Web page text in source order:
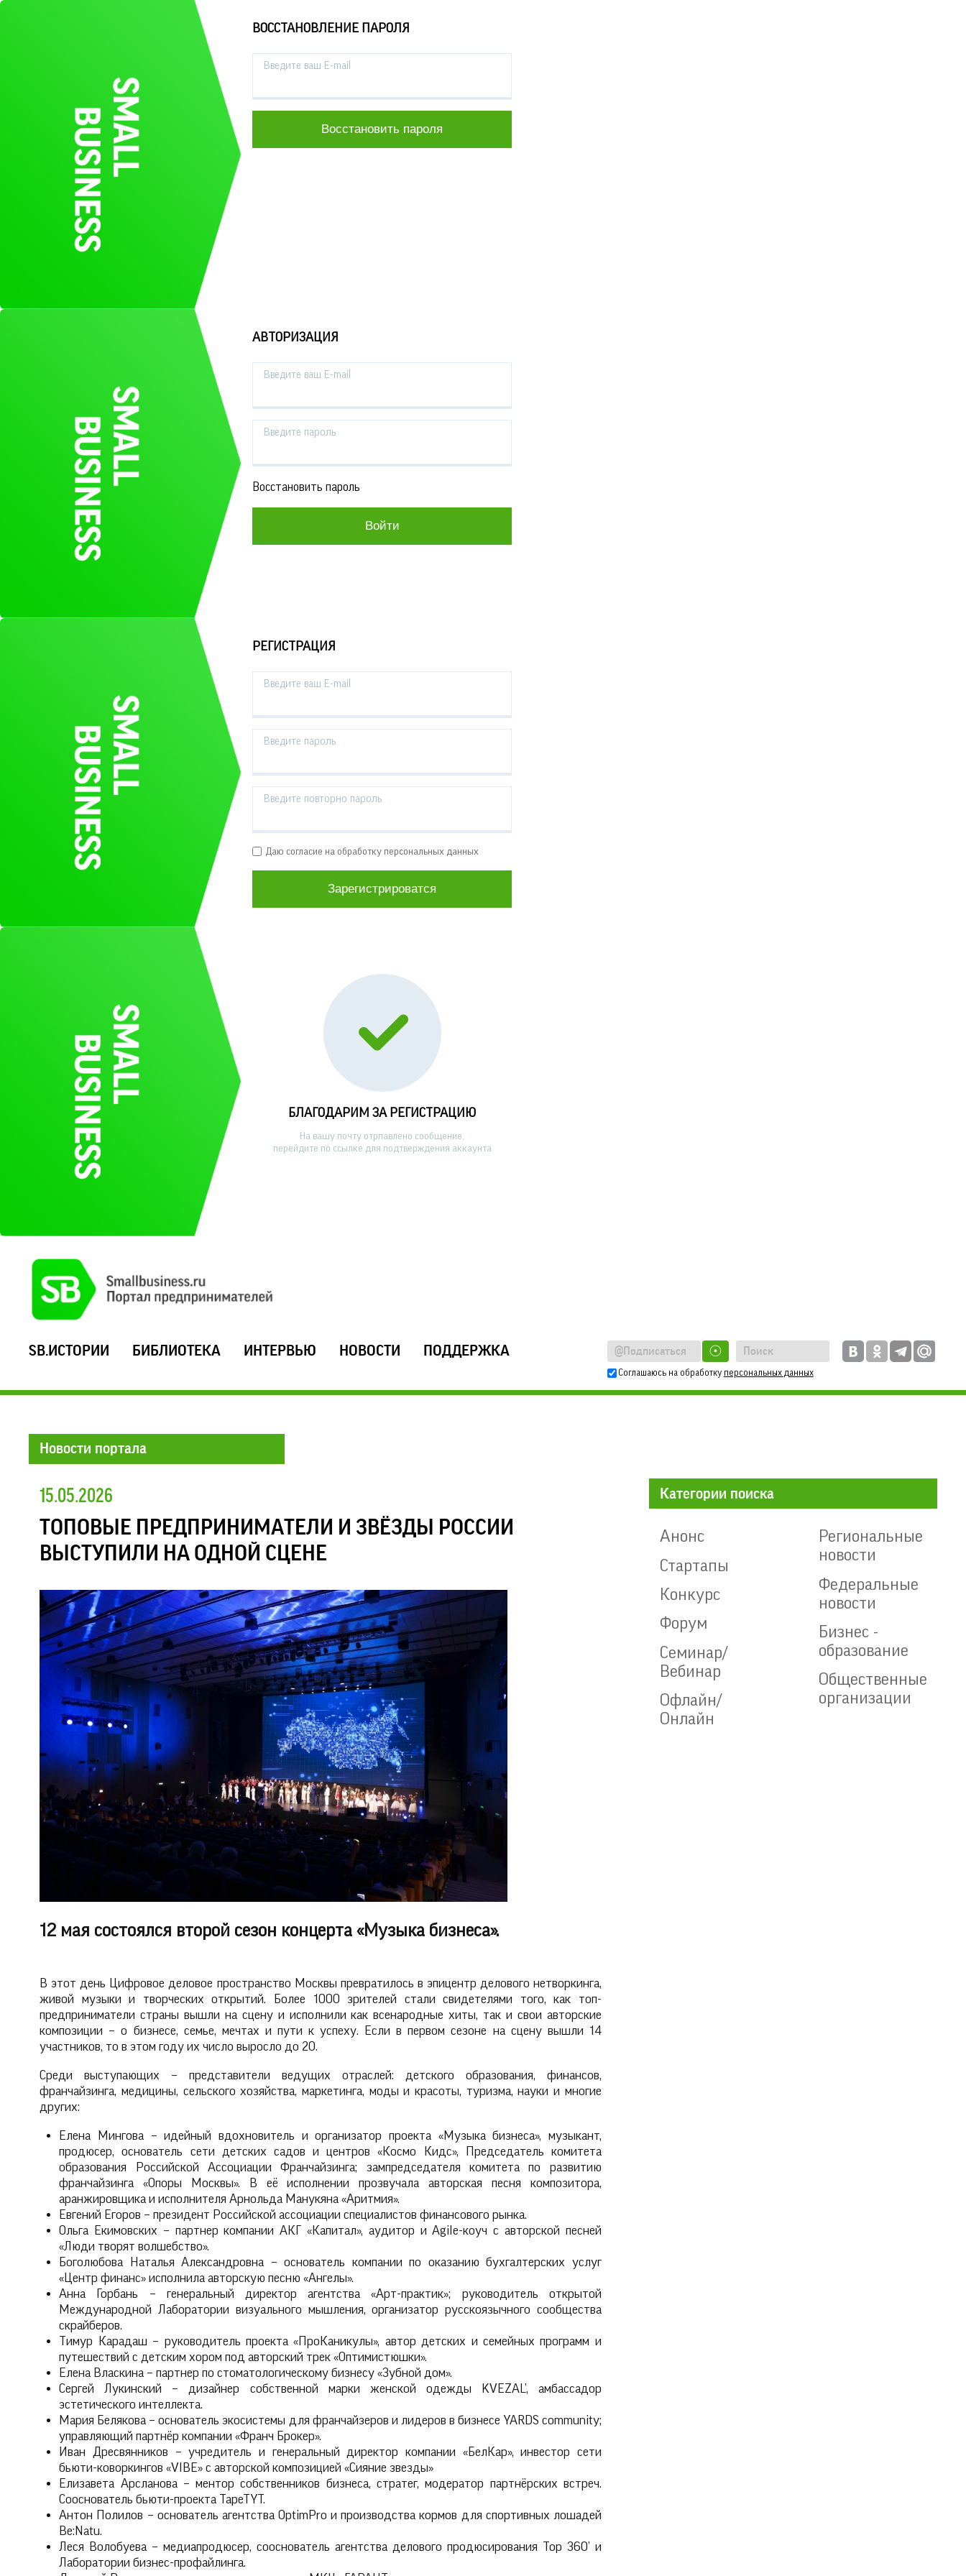
ВОССТАНОВЛЕНИЕ ПАРОЛЯ
Введите ваш E-mail
АВТОРИЗАЦИЯ
Введите ваш E-mail
Введите пароль
Восстановить пароль
РЕГИСТРАЦИЯ
Введите ваш E-mail
Введите пароль
Введите повторно пароль
Даю согласие на обработку персональных данных
БЛАГОДАРИМ ЗА РЕГИСТРАЦИЮ
На вашу почту отрпавлено сообщение,
перейдите по ссылке для подтверждения аккаунта
SB.ИСТОРИИ БИБЛИОТЕКА ИНТЕРВЬЮ НОВОСТИ ПОДДЕРЖКА ☉
Соглашаюсь на обработку персональных данных
Новости портала
15.05.2026
ТОПОВЫЕ ПРЕДПРИНИМАТЕЛИ И ЗВЁЗДЫ РОССИИ
ВЫСТУПИЛИ НА ОДНОЙ СЦЕНЕ
12 мая состоялся второй сезон концерта «Музыка бизнеса».
В этот день Цифровое деловое пространство Москвы превратилось в эпицентр делового нетворкинга,
живой музыки и творческих открытий. Более 1000 зрителей стали свидетелями того, как топ-
предприниматели страны вышли на сцену и исполнили как всенародные хиты, так и свои авторские
композиции – о бизнесе, семье, мечтах и пути к успеху. Если в первом сезоне на сцену вышли 14
участников, то в этом году их число выросло до 20.
Среди выступающих – представители ведущих отраслей: детского образования, финансов,
франчайзинга, медицины, сельского хозяйства, маркетинга, моды и красоты, туризма, науки и многие
других:
Елена Мингова – идейный вдохновитель и организатор проекта «Музыка бизнеса», музыкант,
продюсер, основатель сети детских садов и центров «Космо Кидс», Председатель комитета
образования Российской Ассоциации Франчайзинга; зампредседателя комитета по развитию
франчайзинга «Опоры Москвы». В её исполнении прозвучала авторская песня композитора,
аранжировщика и исполнителя Арнольда Манукяна «Аритмия».
Евгений Егоров – президент Российской ассоциации специалистов финансового рынка.
Ольга Екимовских – партнер компании АКГ «Капитал», аудитор и Agile-коуч с авторской песней
«Люди творят волшебство».
Боголюбова Наталья Александровна – основатель компании по оказанию бухгалтерских услуг
«Центр финанс» исполнила авторскую песню «Ангелы».
Анна Горбань – генеральный директор агентства «Арт-практик»; руководитель открытой
Международной Лаборатории визуального мышления, организатор русскоязычного сообщества
скрайберов.
Тимур Карадаш – руководитель проекта «ПроКаникулы», автор детских и семейных программ и
путешествий с детским хором под авторский трек «Оптимистюшки».
Елена Власкина – партнер по стоматологическому бизнесу «Зубной дом».
Сергей Лукинский – дизайнер собственной марки женской одежды KVEZAL’, амбассадор
эстетического интеллекта.
Мария Белякова – основатель экосистемы для франчайзеров и лидеров в бизнесе YARDS community;
управляющий партнёр компании «Франч Брокер».
Иван Дресвянников – учредитель и генеральный директор компании «БелКар», инвестор сети
бьюти-коворкингов «VIBE» с авторской композицией «Сияние звезды»
Елизавета Арсланова – ментор собственников бизнеса, стратег, модератор партнёрских встреч.
Сооснователь бьюти-проекта TapeTYT.
Антон Полилов – основатель агентства OptimPro и производства кормов для спортивных лошадей
Be:Natu.
Леся Волобуева – медиапродюсер, сооснователь агентства делового продюсирования Top 360’ и
Лаборатории бизнес-профайлинга.
Категории поиска
Анонс
Стартапы
Конкурс
Форум
Семинар/
Вебинар
Офлайн/
Онлайн
Региональные
новости
Федеральные
новости
Бизнес -
образование
Общественные
организации